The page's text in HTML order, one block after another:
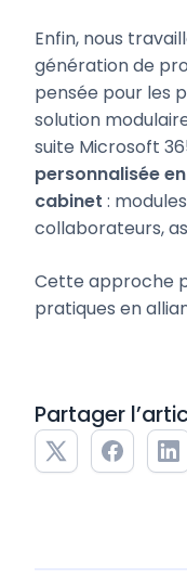
Partager
Enfin, nous
génération de
pensée pour les
solution
suite Microsoft
personnalisée
cabinet :
collaborateurs,
Cette approche
pratiques en